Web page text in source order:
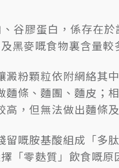
谷膠蛋白，係存在於
黑麥嘅食物裏含量較
粉顆粒依附網絡其
條、麵團、麵皮；
，但無法做出麵條
嘅胺基酸組成「多
「零麩質」飲食嘅原